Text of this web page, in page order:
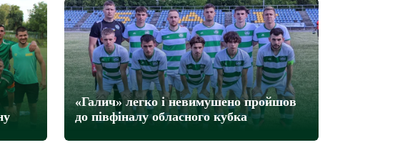
«Галич» легко і невимушено пройшов
до півфіналу обласного кубка